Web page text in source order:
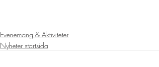
Evenemang & Aktiviteter
Nyheter startsida